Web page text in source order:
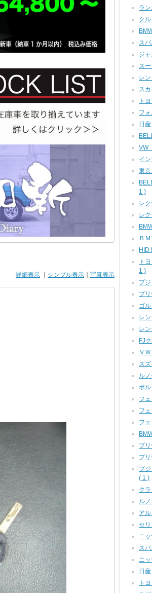
詳細表示 シンプル表示 写真表示
ラ
ク
ス
ジ
ス
レ
ス
ト
フ
日
VW
イ
東
1 )
レ
レ
Ｂ
HID
ト
1 )
プ
プ
ゴ
レ
レ
FJ
Ｖ
ス
ル
ポ
フ
フ
フ
プ
プ
プ
( 1 )
ク
ル
ア
セ
ニ
ス
ニ
日
ト